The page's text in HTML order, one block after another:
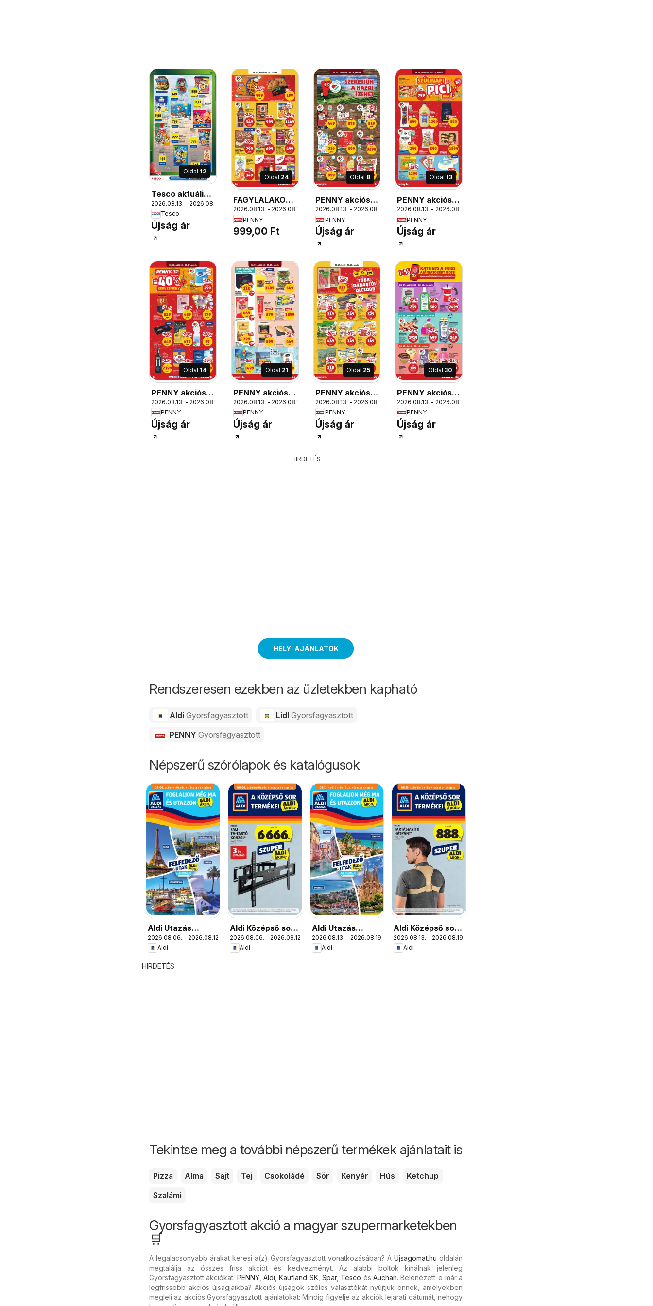
Oldal 12
Tesco aktuális
akciós újság
2026.08.13. - 2026.08.19.
Tesco
Újság ár
Oldal 24
FAGYLALAKOMA
PILYKA
NUGGETS
gyorsfagyasztott,
falatkák
2026.08.13. - 2026.08.19.
PENNY
999,00 Ft
Oldal 8
PENNY akciós
újság
2026.08.13. - 2026.08.19.
PENNY
Újság ár
Oldal 13
PENNY akciós
újság
2026.08.13. - 2026.08.19.
PENNY
Újság ár
Oldal 14
PENNY akciós
újság
2026.08.13. - 2026.08.19.
PENNY
Újság ár
Oldal 21
PENNY akciós
újság
2026.08.13. - 2026.08.19.
PENNY
Újság ár
Oldal 25
PENNY akciós
újság
2026.08.13. - 2026.08.19.
PENNY
Újság ár
Oldal 30
PENNY akciós
újság
2026.08.13. - 2026.08.19.
PENNY
Újság ár
HIRDETÉS
HELYI AJÁNLATOK
Rendszeresen ezekben az üzletekben kapható
Aldi Gyorsfagyasztott LidlGyorsfagyasztott
PENNY Gyorsfagyasztott
Népszerű szórólapok és katalógusok
Aldi Utazás
katalógus
2026.08.06. - 2026.08.12.
Aldi
Aldi Középső sor
termékei
2026.08.06. - 2026.08.12.
Aldi
Aldi Utazás
katalógus
2026.08.13. - 2026.08.19.
Aldi
Aldi Középső sor
termékei
2026.08.13. - 2026.08.19.
Aldi
HIRDETÉS
Tekintse meg a további népszerű termékek ajánlatait is
Pizza Alma Sajt Tej Csokoládé Sör Kenyér Hús
Ketchup
Szalámi
Gyorsfagyasztott akció a magyar szupermarketekben
🛒
A legalacsonyabb árakat keresi a(z) Gyorsfagyasztott vonatkozásában? A Ujsagomat.hu oldalán
megtalálja az összes friss akciót és kedvezményt. Az alábbi boltok kínálnak jelenleg
Gyorsfagyasztott akciókat: PENNY,Aldi ,Kaufland SK,Spar, Tesco ésAuchan. Belenézett-e már a
legfrissebb akciós újságjaikba? Akciós újságok széles választékát nyújtjuk önnek, amelyekben
megleli az akciós Gyorsfagyasztott ajánlatokat: Mindig figyelje az akciók lejárati dátumát, nehogy